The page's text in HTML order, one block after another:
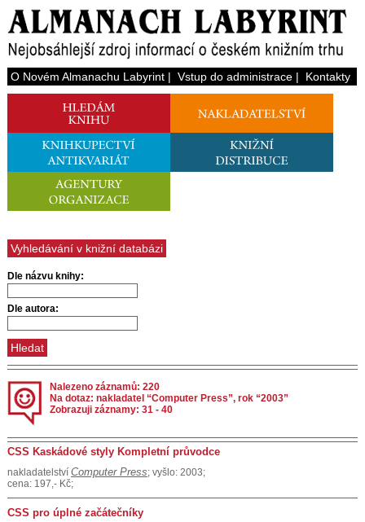
O Novém Almanachu Labyrint| Vstup do administrace| Kontakty
Vyhledávání v knižní databázi
Dle názvu knihy:
Dle autora:
Nalezeno záznamů: 220
Na dotaz: nakladatel “Computer Press”, rok “2003”
Zobrazuji záznamy: 31 - 40
CSS Kaskádové styly Kompletní průvodce
nakladatelství Computer Press; vyšlo: 2003;
cena: 197,- Kč;
CSS pro úplné začátečníky